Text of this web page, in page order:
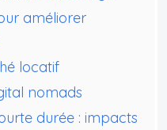
améliorer
locatif
nomads
durée : impacts